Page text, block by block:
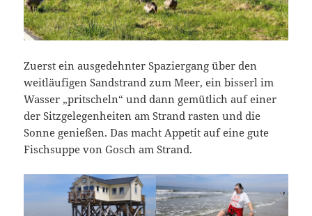
Zuerst ein ausgedehnter Spaziergang über den
weitläufigen Sandstrand zum Meer, ein bisserl im
Wasser „pritscheln“ und dann gemütlich auf einer
der Sitzgelegenheiten am Strand rasten und die
Sonne genießen. Das macht Appetit auf eine gute
Fischsuppe von Gosch am Strand.